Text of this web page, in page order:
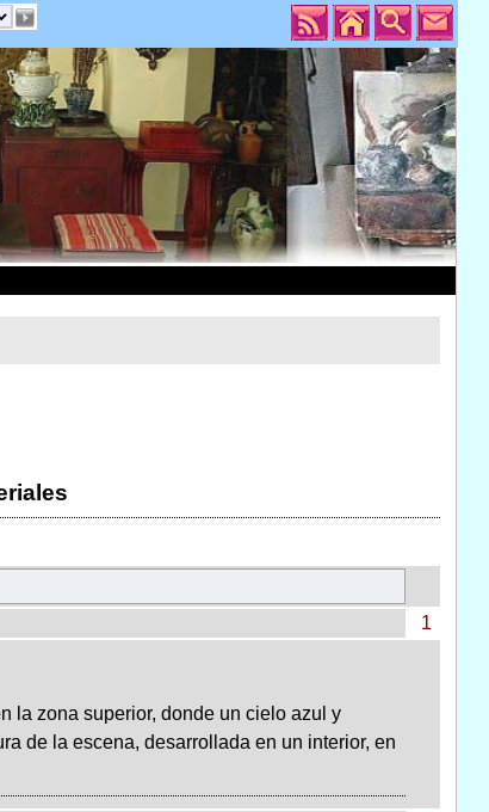
1
la zona superior, donde un cielo azul y
de la escena, desarrollada en un interior, en